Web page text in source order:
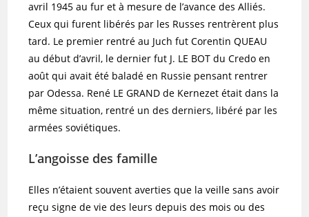
avril 1945 au fur et à mesure de l’avance des Alliés.
Ceux qui furent libérés par les Russes rentrèrent plus
tard. Le premier rentré au Juch fut Corentin QUEAU
au début d’avril, le dernier fut J. LE BOT du Credo en
août qui avait été baladé en Russie pensant rentrer
par Odessa. René LE GRAND de Kernezet était dans la
même situation, rentré un des derniers, libéré par les
armées soviétiques.
L’angoisse des famille
Elles n’étaient souvent averties que la veille sans avoir
reçu signe de vie des leurs depuis des mois ou des